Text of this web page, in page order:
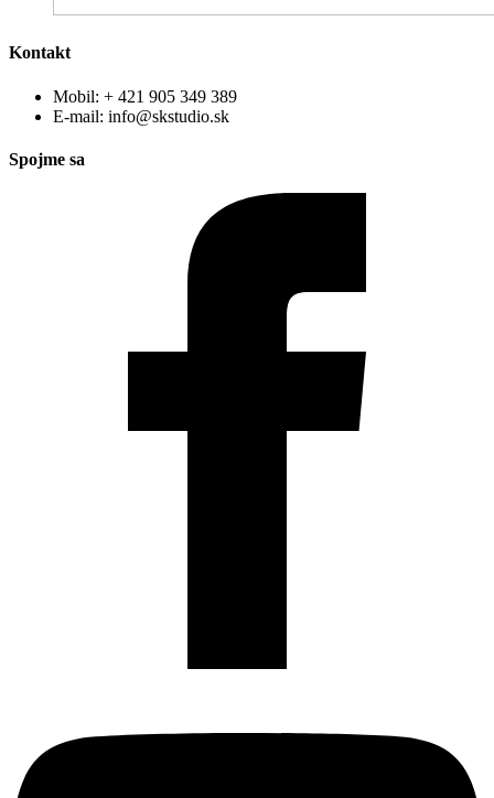
Kontakt
Mobil: + 421 905 349 389
E-mail: info@skstudio.sk
Spojme sa